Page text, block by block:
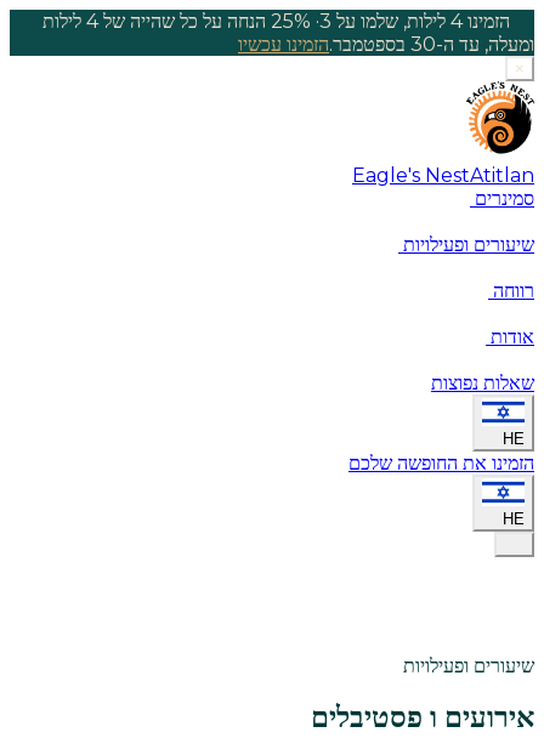
הזמינו 4 לילות, שלמו על 3 ·
25% הנחה על כל שהייה של 4 לילות
ומעלה, עד ה-30 בספטמבר.
הזמינו עכשיו
×
Eagle's NestAtitlan
סמינרים
שיעורים ופעילויות
רווחה
אודות
שאלות נפוצות
HE
הזמינו את החופשה שלכם
HE
שיעורים ופעילויות
אירועים ו פסטיבלים